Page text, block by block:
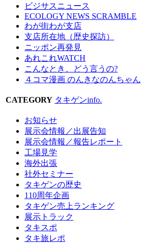
ビジサスニュース
ECOLOGY NEWS SCRAMBLE
わが街わが支店
支店所在地（歴史探訪）
ニッポン再発見
あれこれWATCH
こんなとき、どう言うの?
４コマ漫画 のんきなのんちゃん
CATEGORY タキゲンinfo.
お知らせ
展示会情報／出展告知
展示会情報／報告レポート
工場見学
海外出張
社外セミナー
タキゲンの歴史
110周年企画
タキゲン売上ランキング
展示トラック
タキスポ
タキ旅レポ